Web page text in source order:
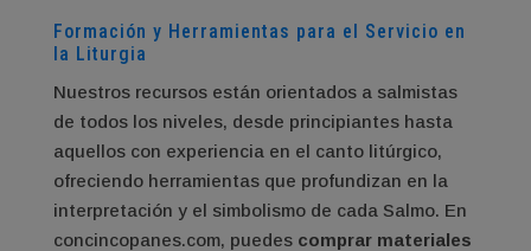
Formación y Herramientas para el Servicio en
la Liturgia
Nuestros recursos están orientados a salmistas
de todos los niveles, desde principiantes hasta
aquellos con experiencia en el canto litúrgico,
ofreciendo herramientas que profundizan en la
interpretación y el simbolismo de cada Salmo. En
concincopanes.com, puedes comprar materiales